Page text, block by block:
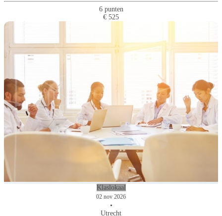
6 punten
€ 525
Klaslokaal
02 nov 2026
•
Utrecht